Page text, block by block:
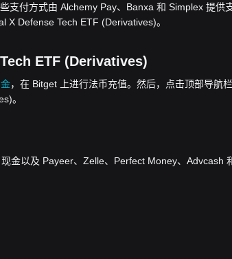
支付方式由 Alchemy Pay、Banxa 和 Simplex 提供
X Defense Tech ETF (Derivatives)。
ETF (Derivatives)
，在 Bitget 上进行法币充值。然后，点击顶部导航
。
金以及 Payeer、Zelle、Perfect Money、Advcash